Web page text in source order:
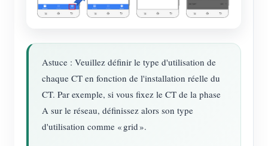
Astuce : Veuillez définir le type d'utilisation de
chaque CT en fonction de l'installation réelle du
CT. Par exemple, si vous fixez le CT de la phase
A sur le réseau, définissez alors son type
d'utilisation comme « grid ».